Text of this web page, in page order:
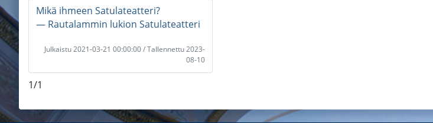
Mikä ihmeen Satulateatteri?
― Rautalammin lukion Satulateatteri
Julkaistu 2021-03-21 00:00:00 / Tallennettu 2023-
08-10
1/1